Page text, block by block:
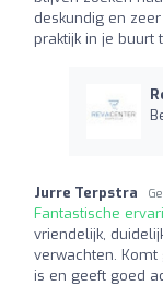
deskundig en
praktijk in je buurt
Jurre Terpstra
Fantastische
vriendelijk,
verwachten.
is en geeft goed